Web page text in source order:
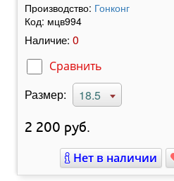
Производство: Гонконг
Код: мцв994
Наличие: 0
Сравнить
Размер: 18.5
2 200 руб.
Нет в наличии